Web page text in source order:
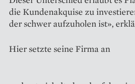
die Kundenakquise zu
der schwer aufzuholen ist»,
Hier setzte seine Firma an